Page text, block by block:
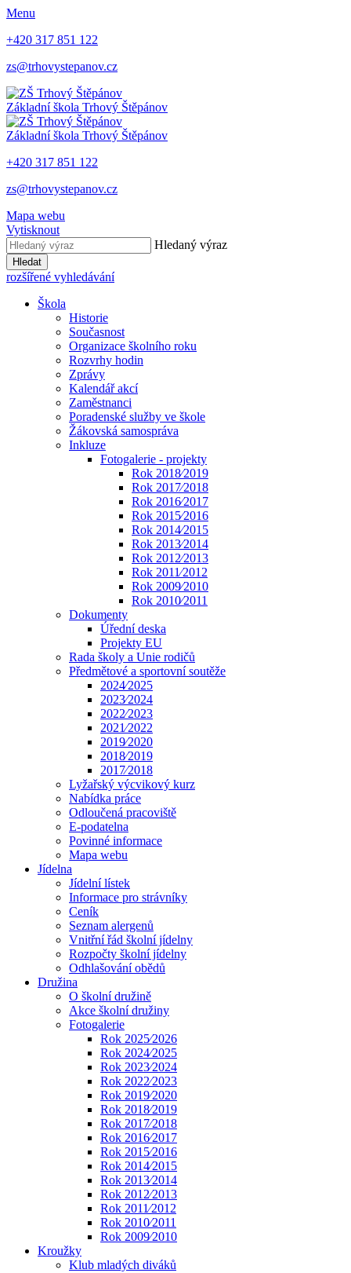
Menu
+420 317 851 122
zs@trhovystepanov.cz
Základní škola Trhový Štěpánov
Základní škola Trhový Štěpánov
+420 317 851 122
zs@trhovystepanov.cz
Mapa webu
Vytisknout
Hledaný výraz
Hledat
rozšířené vyhledávání
Škola
Historie
Současnost
Organizace školního roku
Rozvrhy hodin
Zprávy
Kalendář akcí
Zaměstnanci
Poradenské služby ve škole
Žákovská samospráva
Inkluze
Fotogalerie - projekty
Rok 2018⁄2019
Rok 2017⁄2018
Rok 2016⁄2017
Rok 2015⁄2016
Rok 2014⁄2015
Rok 2013⁄2014
Rok 2012⁄2013
Rok 2011⁄2012
Rok 2009⁄2010
Rok 2010⁄2011
Dokumenty
Úřední deska
Projekty EU
Rada školy a Unie rodičů
Předmětové a sportovní soutěže
2024⁄2025
2023⁄2024
2022⁄2023
2021⁄2022
2019⁄2020
2018⁄2019
2017⁄2018
Lyžařský výcvikový kurz
Nabídka práce
Odloučená pracoviště
E-podatelna
Povinné informace
Mapa webu
Jídelna
Jídelní lístek
Informace pro strávníky
Ceník
Seznam alergenů
Vnitřní řád školní jídelny
Rozpočty školní jídelny
Odhlašování obědů
Družina
O školní družině
Akce školní družiny
Fotogalerie
Rok 2025⁄2026
Rok 2024⁄2025
Rok 2023⁄2024
Rok 2022⁄2023
Rok 2019⁄2020
Rok 2018⁄2019
Rok 2017⁄2018
Rok 2016⁄2017
Rok 2015⁄2016
Rok 2014⁄2015
Rok 2013⁄2014
Rok 2012⁄2013
Rok 2011⁄2012
Rok 2010⁄2011
Rok 2009⁄2010
Kroužky
Klub mladých diváků